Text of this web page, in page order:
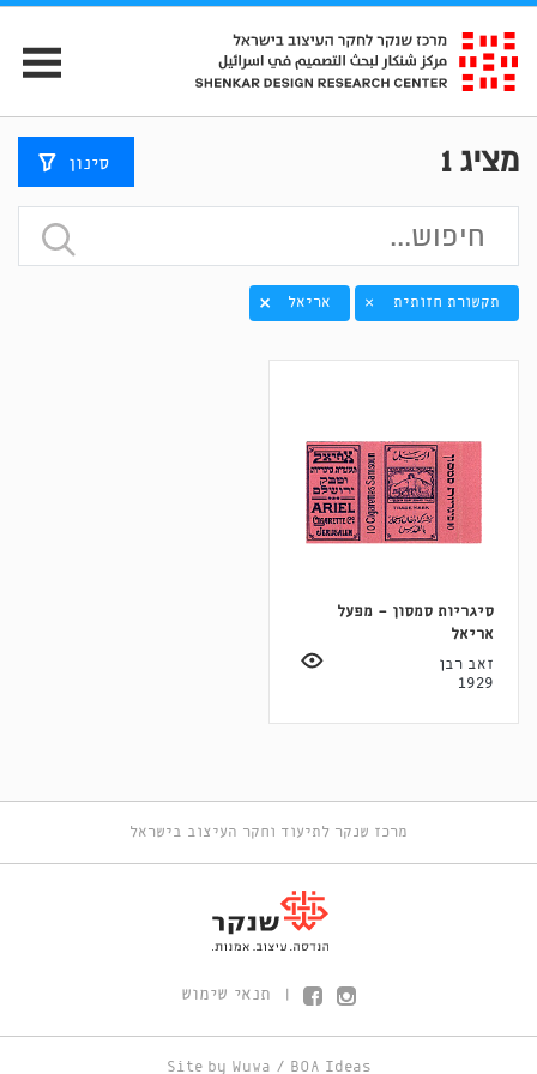
מציג1 סינון
תקשורת חזותית × אריאל
סיגריות סמסון - מפעל
אריאל
זאב רבן
1929
מרכז שנקר לתיעוד וחקר העיצוב בישראל
תנאי שימוש
Site by Wuwa / BOA Ideas